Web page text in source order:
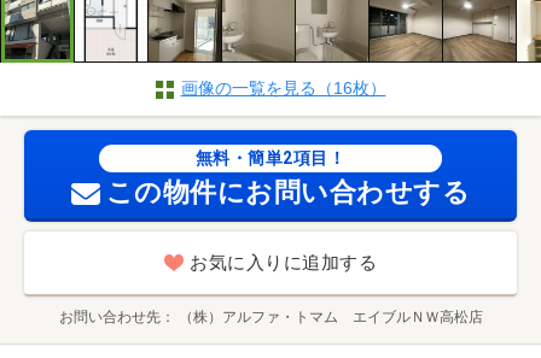
画像の一覧を見る（16枚）
無料・簡単2項目！
この物件にお問い合わせする
お気に入りに追加する
お問い合わせ先 （株）アルファ・トマム エイブルＮＷ高松店